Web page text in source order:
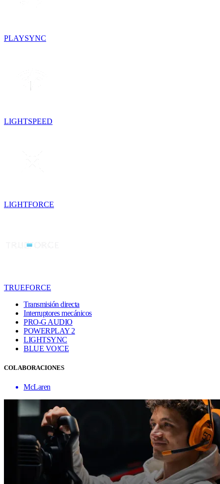
PLAYSYNC
LIGHTSPEED
LIGHTFORCE
TRUEFORCE
Transmisión directa
Interruptores mecánicos
PRO-G AUDIO
POWERPLAY 2
LIGHTSYNC
BLUE VO!CE
COLABORACIONES
McLaren